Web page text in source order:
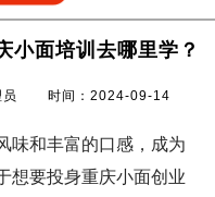
小面培训去哪里学？
员 时间：2024-09-14
和丰富的口感，成为
想要投身重庆小面创业